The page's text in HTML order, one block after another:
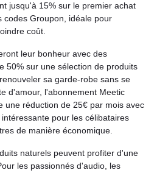
jusqu'à 15% sur le premier achat
codes Groupon, idéale pour
coût.
leur bonheur avec des
50% sur une sélection de produits
sa garde-robe sans se
d'amour, l'abonnement Meetic
une réduction de 25€ par mois avec
pour les célibataires
de manière économique.
naturels peuvent profiter d'une
les passionnés d'audio, les